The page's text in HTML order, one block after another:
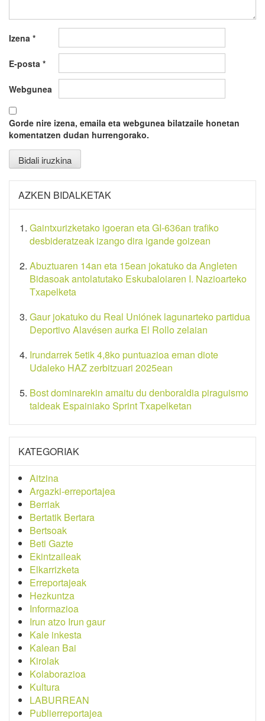
Izena *
E-posta *
Webgunea
Gorde nire izena, emaila eta webgunea bilatzaile honetan
komentatzen dudan hurrengorako.
AZKEN BIDALKETAK
Gaintxurizketako igoeran eta GI-636an trafiko
desbideratzeak izango dira igande goizean
Abuztuaren 14an eta 15ean jokatuko da Angleten
Bidasoak antolatutako Eskubaloiaren I. Nazioarteko
Txapelketa
Gaur jokatuko du Real Uniónek lagunarteko partidua
Deportivo Alavésen aurka El Rollo zelaian
Irundarrek 5etik 4,8ko puntuazioa eman diote
Udaleko HAZ zerbitzuari 2025ean
Bost dominarekin amaitu du denboraldia piraguismo
taldeak Espainiako Sprint Txapelketan
KATEGORIAK
Aitzina
Argazki-erreportajea
Berriak
Bertatik Bertara
Bertsoak
Beti Gazte
Ekintzaileak
Elkarrizketa
Erreportajeak
Hezkuntza
Informazioa
Irun atzo Irun gaur
Kale inkesta
Kalean Bai
Kirolak
Kolaborazioa
Kultura
LABURREAN
Publierreportajea